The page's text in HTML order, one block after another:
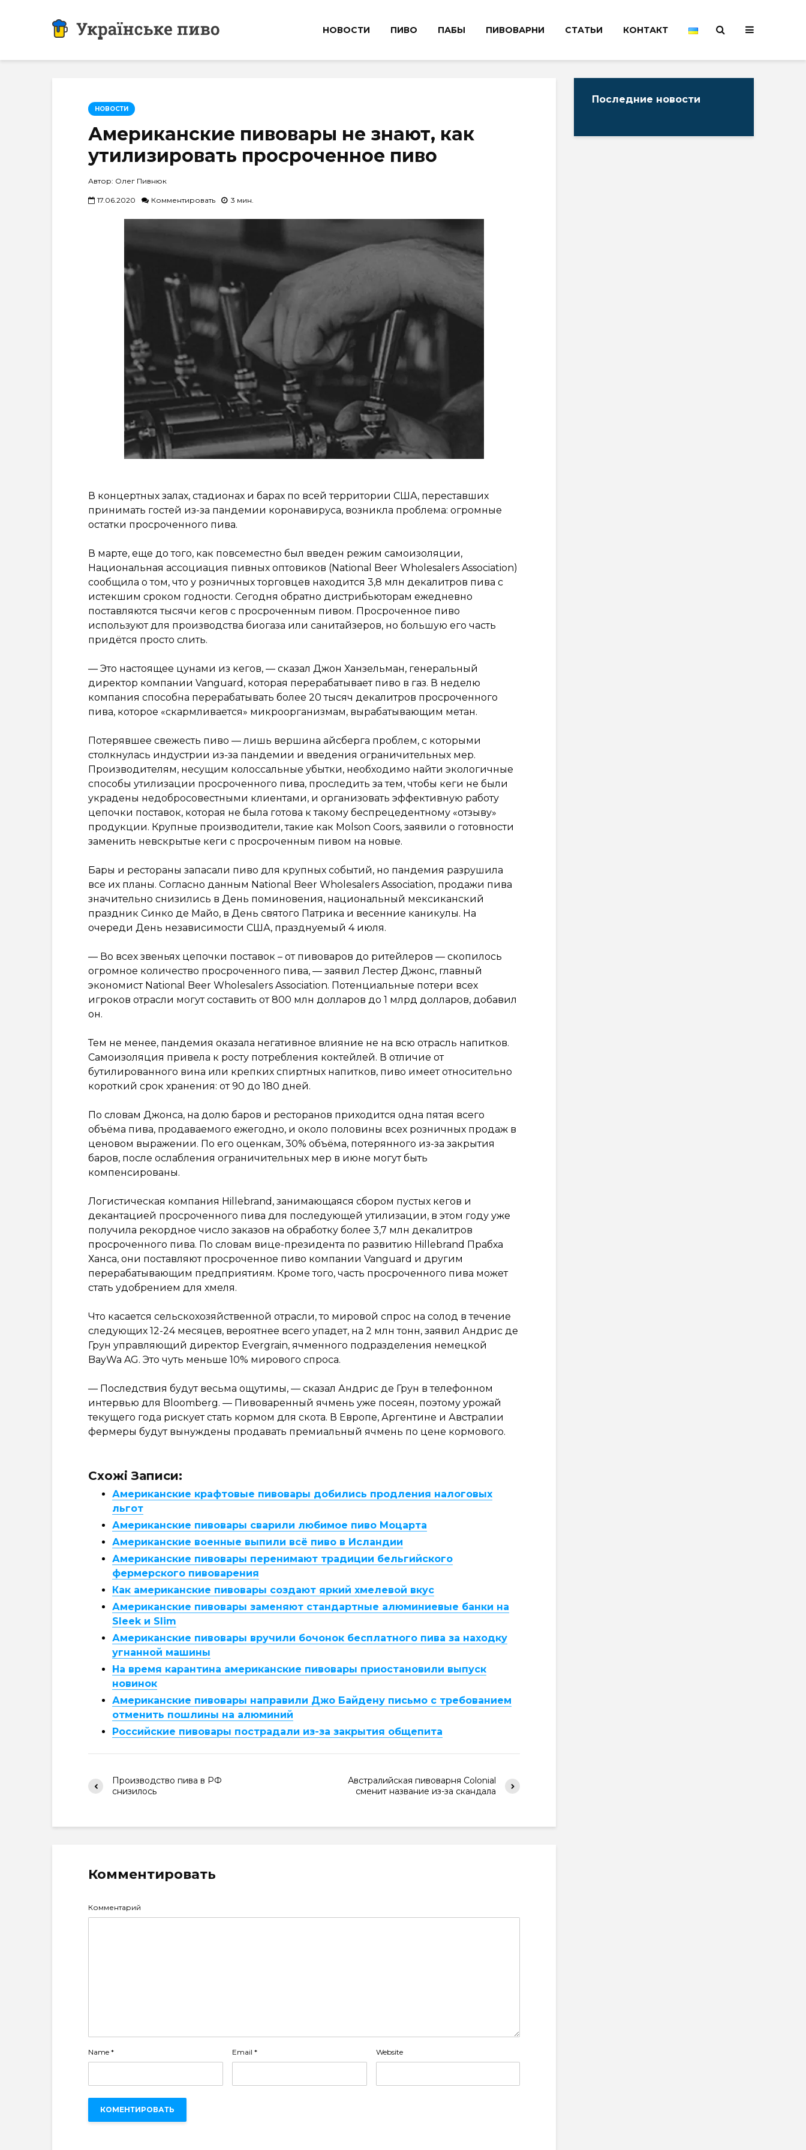
НОВОСТИ ПИВО ПАБЫ ПИВОВАРНИ СТАТЬИ КОНТАКТ
НОВОСТИ
Американские пивовары не знают, как
утилизировать просроченное пиво
Автор: Олег Пивнюк
17.06.2020 Комментировать 3 мин.
В концертных залах, стадионах и барах по всей территории США, переставших
принимать гостей из-за пандемии коронавируса, возникла проблема: огромные
остатки просроченного пива.
В марте, еще до того, как повсеместно был введен режим самоизоляции,
Национальная ассоциация пивных оптовиков (National Beer Wholesalers Association)
сообщила о том, что у розничных торговцев находится 3,8 млн декалитров пива с
истекшим сроком годности. Сегодня обратно дистрибьюторам ежедневно
поставляются тысячи кегов с просроченным пивом. Просроченное пиво
используют для производства биогаза или санитайзеров, но большую его часть
придётся просто слить.
— Это настоящее цунами из кегов, — сказал Джон Ханзельман, генеральный
директор компании Vanguard, которая перерабатывает пиво в газ. В неделю
компания способна перерабатывать более 20 тысяч декалитров просроченного
пива, которое «скармливается» микроорганизмам, вырабатывающим метан.
Потерявшее свежесть пиво — лишь вершина айсберга проблем, с которыми
столкнулась индустрии из-за пандемии и введения ограничительных мер.
Производителям, несущим колоссальные убытки, необходимо найти экологичные
способы утилизации просроченного пива, проследить за тем, чтобы кеги не были
украдены недобросовестными клиентами, и организовать эффективную работу
цепочки поставок, которая не была готова к такому беспрецедентному «отзыву»
продукции. Крупные производители, такие как Molson Coors, заявили о готовности
заменить невскрытые кеги с просроченным пивом на новые.
Бары и рестораны запасали пиво для крупных событий, но пандемия разрушила
все их планы. Согласно данным National Beer Wholesalers Association, продажи пива
значительно снизились в День поминовения, национальный мексиканский
праздник Синко де Майо, в День святого Патрика и весенние каникулы. На
очереди День независимости США, празднуемый 4 июля.
— Во всех звеньях цепочки поставок – от пивоваров до ритейлеров — скопилось
огромное количество просроченного пива, — заявил Лестер Джонс, главный
экономист National Beer Wholesalers Association. Потенциальные потери всех
игроков отрасли могут составить от 800 млн долларов до 1 млрд долларов, добавил
он.
Тем не менее, пандемия оказала негативное влияние не на всю отрасль напитков.
Самоизоляция привела к росту потребления коктейлей. В отличие от
бутилированного вина или крепких спиртных напитков, пиво имеет относительно
короткий срок хранения: от 90 до 180 дней.
По словам Джонса, на долю баров и ресторанов приходится одна пятая всего
объёма пива, продаваемого ежегодно, и около половины всех розничных продаж в
ценовом выражении. По его оценкам, 30% объёма, потерянного из-за закрытия
баров, после ослабления ограничительных мер в июне могут быть
компенсированы.
Логистическая компания Hillebrand, занимающаяся сбором пустых кегов и
декантацией просроченного пива для последующей утилизации, в этом году уже
получила рекордное число заказов на обработку более 3,7 млн декалитров
просроченного пива. По словам вице-президента по развитию Hillebrand Прабха
Ханса, они поставляют просроченное пиво компании Vanguard и другим
перерабатывающим предприятиям. Кроме того, часть просроченного пива может
стать удобрением для хмеля.
Что касается сельскохозяйственной отрасли, то мировой спрос на солод в течение
следующих 12-24 месяцев, вероятнее всего упадет, на 2 млн тонн, заявил Андрис де
Грун управляющий директор Evergrain, ячменного подразделения немецкой
BayWa AG. Это чуть меньше 10% мирового спроса.
— Последствия будут весьма ощутимы, — сказал Андрис де Грун в телефонном
интервью для Bloomberg. — Пивоваренный ячмень уже посеян, поэтому урожай
текущего года рискует стать кормом для скота. В Европе, Аргентине и Австралии
фермеры будут вынуждены продавать премиальный ячмень по цене кормового.
Схожі Записи:
Американские крафтовые пивовары добились продления налоговых
льгот
Американские пивовары сварили любимое пиво Моцарта
Американские военные выпили всё пиво в Исландии
Американские пивовары перенимают традиции бельгийского
фермерского пивоварения
Как американские пивовары создают яркий хмелевой вкус
Американские пивовары заменяют стандартные алюминиевые банки на
Sleek и Slim
Американские пивовары вручили бочонок бесплатного пива за находку
угнанной машины
На время карантина американские пивовары приостановили выпуск
новинок
Американские пивовары направили Джо Байдену письмо с требованием
отменить пошлины на алюминий
Российские пивовары пострадали из-за закрытия общепита
Производство пива в РФ
снизилось
Австралийская пивоварня Colonial
сменит название из-за скандала
Комментировать
Комментарий
Name * Email * Website
Последние новости